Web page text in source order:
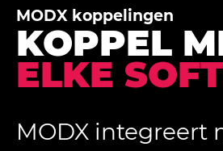
MODX koppelingen
KOPPEL
ELKE
MODX integreert